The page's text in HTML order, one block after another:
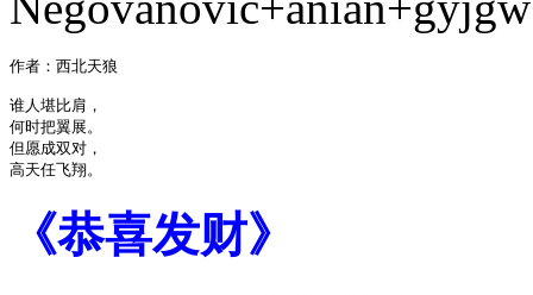
作者：西北天狼
谁人堪比肩，
何时把翼展。
但愿成双对，
《恭喜发财》